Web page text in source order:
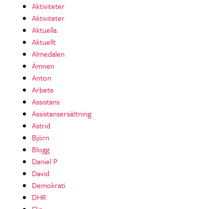
Aktiviteter
Aktiviteter
Aktuella
Aktuellt
Almedalen
Ämnen
Anton
Arbete
Assistans
Assistansersättning
Astrid
Björn
Blogg
Daniel P
David
Demokrati
DHR